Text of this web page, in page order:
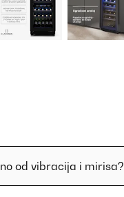
od vibracija i mirisa?